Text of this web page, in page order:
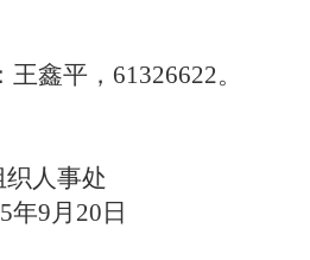
鑫平， 61326622。
织人事处
年9月20日